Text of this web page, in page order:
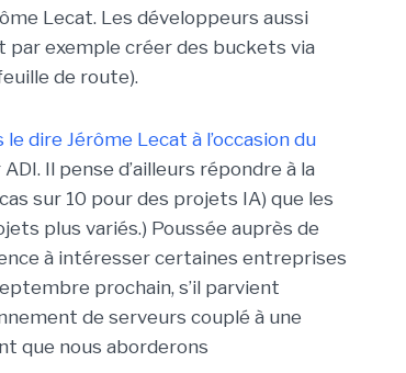
Lecat. Les développeurs aussi
exemple créer des buckets via
de route).
dire Jérôme Lecat à l’occasion du
Il pense d’ailleurs répondre à la
sur 10 pour des projets IA) que les
plus variés.) Poussée auprès de
à intéresser certaines entreprises
prochain, s’il parvient
de serveurs couplé à une
que nous aborderons